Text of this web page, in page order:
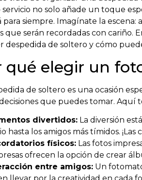
no solo añade un toque
para siempre. Imagínate la
que serán recordadas con cariño.
despedida de soltero y cómo
qué elegir un
de soltero es una ocasión
que puedes tomar. Aquí
divertidos: La diversión
hasta los amigos más tímidos.
físicos: Las fotos
ofrecen la opción de crear
entre amigos: Un